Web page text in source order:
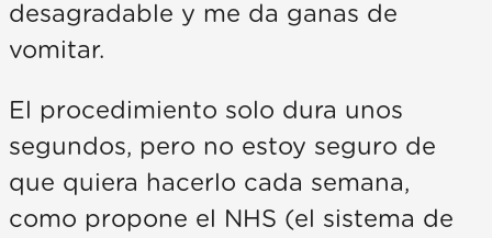
desagradable y me da ganas de
vomitar.
El procedimiento solo dura unos
segundos, pero no estoy seguro de
que quiera hacerlo cada semana,
como propone el NHS (el sistema de